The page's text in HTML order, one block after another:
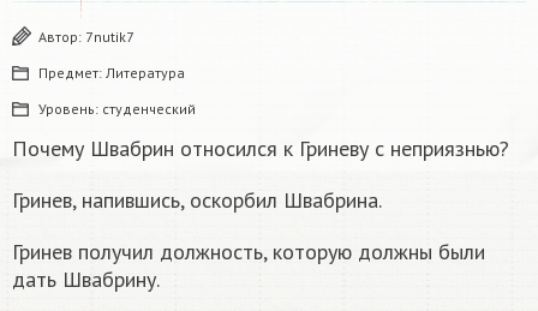
Автор: 7nutik7
Предмет: Литература
Уровень: студенческий
Почему Швабрин относился к Гриневу с неприязнью?
Гринев, напившись, оскорбил Швабрина.
Гринев получил должность, которую должны были
дать Швабрину.